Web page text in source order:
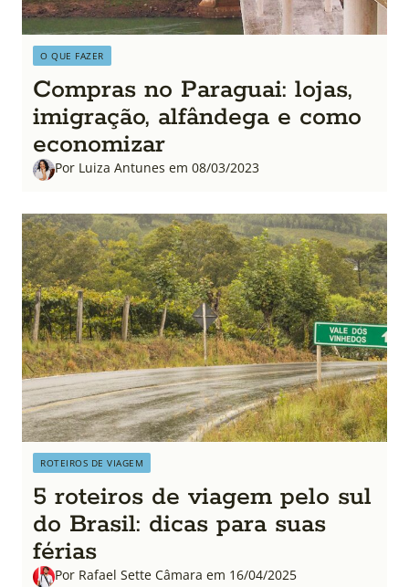
O QUE FAZER
Compras no Paraguai: lojas,
imigração, alfândega e como
economizar
Por Luiza Antunes em 08/03/2023
ROTEIROS DE VIAGEM
5 roteiros de viagem pelo sul
do Brasil: dicas para suas
férias
Por Rafael Sette Câmara em 16/04/2025